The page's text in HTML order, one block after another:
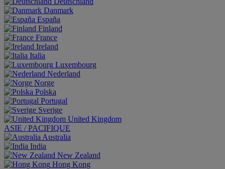
Danmark
España
Finland
France
Ireland
Italia
Luxembourg
Nederland
Norge
Polska
Portugal
Sverige
United Kingdom
ASIE / PACIFIQUE
Australia
India
New Zealand
Hong Kong